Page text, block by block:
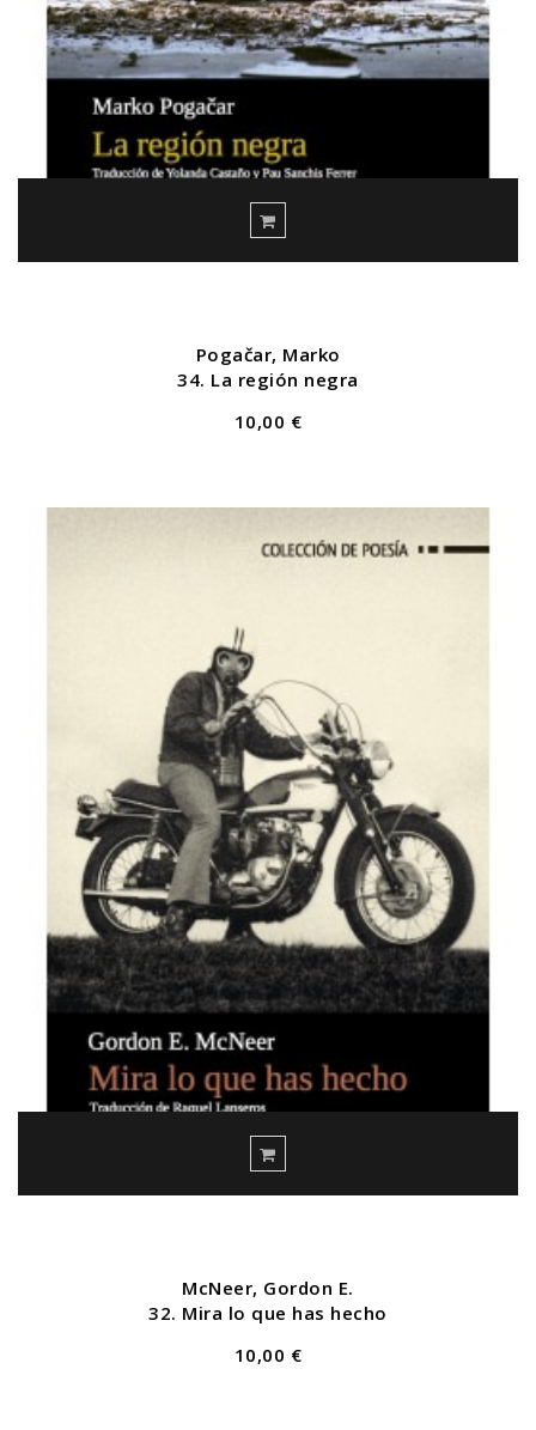
Pogačar, Marko
34. La región negra
10,00 €
McNeer, Gordon E.
32. Mira lo que has hecho
10,00 €